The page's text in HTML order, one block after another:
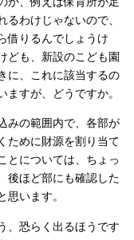
るわけじゃないので、
借りるんでしょうけ
ども、新設のこども園
に、これに該当するの
すが、どうですか。
みの範囲内で、各部が
ために財源を割り当て
とについては、ちょっ
後ほど部にも確認した
います。
、恐らく出るほうです